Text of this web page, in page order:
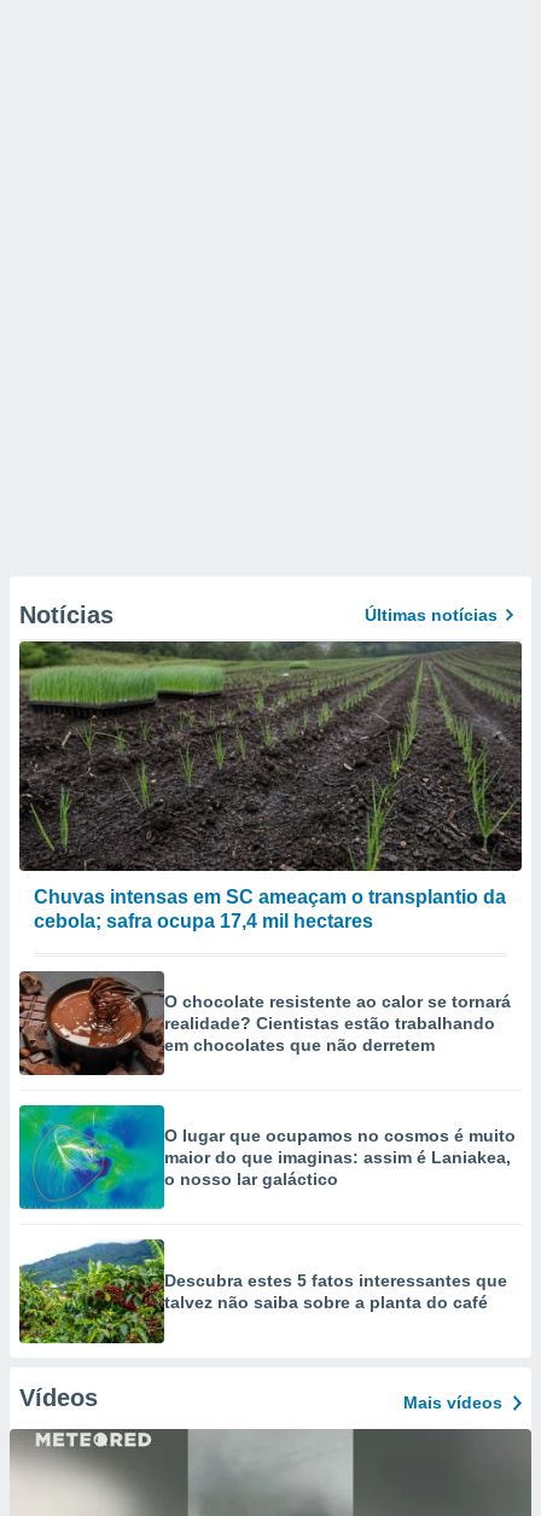
Notícias Últimas notícias
Chuvas intensas em SC ameaçam o transplantio da
cebola; safra ocupa 17,4 mil hectares
O chocolate resistente ao calor se tornará
realidade? Cientistas estão trabalhando
em chocolates que não derretem
O lugar que ocupamos no cosmos é muito
maior do que imaginas: assim é Laniakea,
o nosso lar galáctico
Descubra estes 5 fatos interessantes que
talvez não saiba sobre a planta do café
Vídeos Mais vídeos